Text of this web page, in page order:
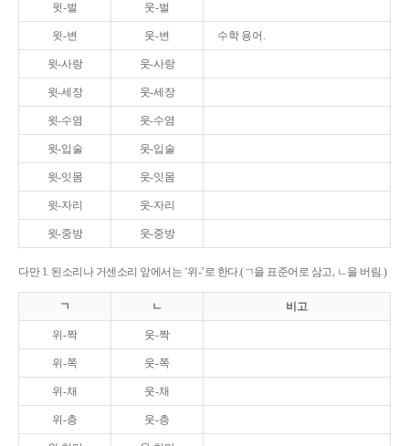
윗-벌 웃-벌
윗-변 웃-변 수학 용어.
윗-사랑 웃-사랑
윗-세장 웃-세장
윗-수염 웃-수염
윗-입술 웃-입술
윗-잇몸 웃-잇몸
윗-자리 웃-자리
윗-중방 웃-중방
다만 1. 된소리나 거센소리 앞에서는 ‘위-’로 한다.(ㄱ을 표준어로 삼고, ㄴ을 버림.)
ㄱ ㄴ 비고
위-짝 웃-짝
위-쪽 웃-쪽
위-채 웃-채
위-층 웃-층